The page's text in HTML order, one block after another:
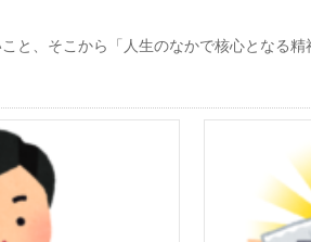
と、そこから「人生のなかで核心となる精